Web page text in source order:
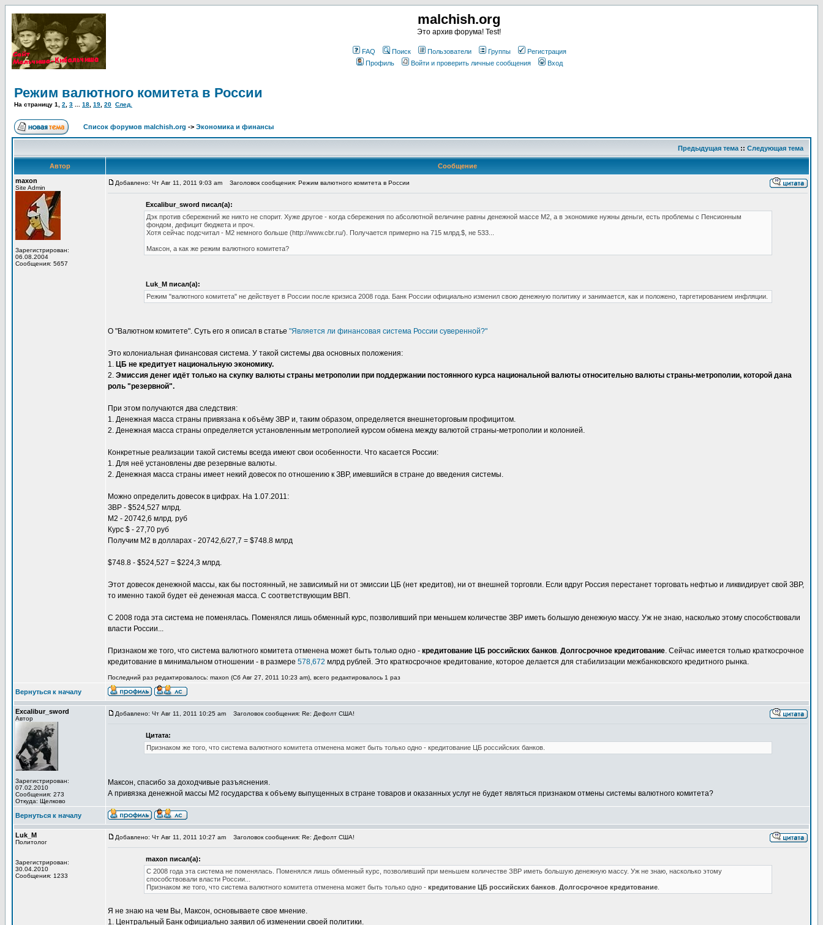
malchish.org
Это архив форума! Test!
FAQ Поиск Пользователи Группы
Регистрация
Профиль
Войти и проверить личные сообщения Вход
Режим валютного комитета в России
На страницу 1 2 3 18 19 20 След.
Список форумов malchish.org -> Экономика и финансы
Предыдущая тема :: Следующая тема
Автор
Сообщение
maxon
Site Admin
Зарегистрирован:
06.08.2004
Сообщения: 5657
Добавлено: Чт Авг 11, 2011 9:03 am Заголовок сообщения: Режим валютного комитета в России
Excalibur_sword писал(а):
Дэк против сбережений же никто не спорит. Хуже другое - когда сбережения по абсолютной величине равны денежной массе М2, а в экономике нужны деньги, есть проблемы с Пенсионным
фондом, дефицит бюджета и проч.
Хотя сейчас подсчитал - М2 немного больше (http://www.cbr.ru/). Получается примерно на 715 млрд.$, не 533...
Максон, а как же режим валютного комитета?
Luk_M писал(а):
Режим "валютного комитета" не действует в России после кризиса 2008 года. Банк России официально изменил свою денежную политику и занимается, как и положено, таргетированием инфляции.
О "Валютном комитете". Суть его я описал в статье "Является ли финансовая система России суверенной?"
Это колониальная финансовая система. У такой системы два основных положения:
1. ЦБ не кредитует национальную экономику.
2. Эмиссия денег идёт только на скупку валюты страны метрополии при поддержании постоянного курса национальной валюты относительно валюты страны-метрополии, которой дана
роль "резервной".
При этом получаются два следствия:
1. Денежная масса страны привязана к объёму ЗВР и, таким образом, определяется внешнеторговым профицитом.
2. Денежная масса страны определяется установленным метрополией курсом обмена между валютой страны-метрополии и колонией.
Конкретные реализации такой системы всегда имеют свои особенности. Что касается России:
1. Для неё установлены две резервные валюты.
2. Денежная масса страны имеет некий довесок по отношению к ЗВР, имевшийся в стране до введения системы.
Можно определить довесок в цифрах. На 1.07.2011:
ЗВР - $524,527 млрд.
М2 - 20742,6 млрд. руб
Курс $ - 27,70 руб
Получим М2 в долларах - 20742,6/27,7 = $748.8 млрд
$748.8 - $524,527 = $224,3 млрд.
Этот довесок денежной массы, как бы постоянный, не зависимый ни от эмиссии ЦБ (нет кредитов), ни от внешней торговли. Если вдруг Россия перестанет торговать нефтью и ликвидирует свой ЗВР,
то именно такой будет её денежная масса. С соответствующим ВВП.
С 2008 года эта система не поменялась. Поменялся лишь обменный курс, позволивший при меньшем количестве ЗВР иметь большую денежную массу. Уж не знаю, насколько этому способствовали
власти России...
Признаком же того, что система валютного комитета отменена может быть только одно - кредитование ЦБ российских банков. Долгосрочное кредитование. Сейчас имеется только краткосрочное
кредитование в минимальном отношении - в размере 578,672 млрд рублей. Это краткосрочное кредитование, которое делается для стабилизации межбанковского кредитного рынка.
Последний раз редактировалось: maxon (Сб Авг 27, 2011 10:23 am), всего редактировалось 1 раз
Вернуться к началу
Excalibur_sword
Автор
Зарегистрирован:
07.02.2010
Сообщения: 273
Откуда: Щелково
Добавлено: Чт Авг 11, 2011 10:25 am Заголовок сообщения: Re: Дефолт США!
Цитата:
Признаком же того, что система валютного комитета отменена может быть только одно - кредитование ЦБ российских банков.
Максон, спасибо за доходчивые разъяснения.
А привязка денежной массы М2 государства к объему выпущенных в стране товаров и оказанных услуг не будет являться признаком отмены системы валютного комитета?
Вернуться к началу
Luk_M
Политолог
Зарегистрирован:
30.04.2010
Сообщения: 1233
Добавлено: Чт Авг 11, 2011 10:27 am Заголовок сообщения: Re: Дефолт США!
maxon писал(а):
С 2008 года эта система не поменялась. Поменялся лишь обменный курс, позволивший при меньшем количестве ЗВР иметь большую денежную массу. Уж не знаю, насколько этому
способствовали власти России...
Признаком же того, что система валютного комитета отменена может быть только одно - кредитование ЦБ российских банков. Долгосрочное кредитование.
Я не знаю на чем Вы, Максон, основываете свое мнение.
1. Центральный Банк официально заявил об изменении своей политики.